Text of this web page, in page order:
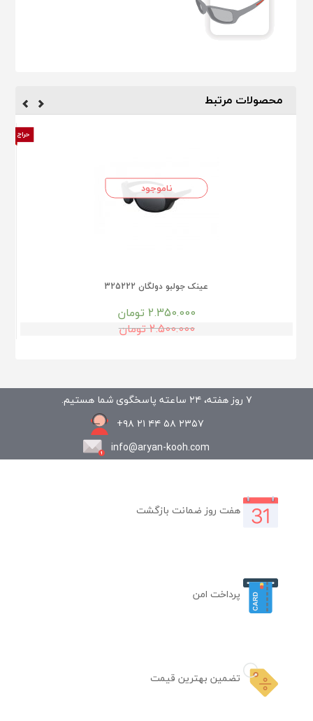
محصولات مرتبط
حراج
ناموجود
عینک جولبو دولگان 325222
2.500.000تومان
2.350.000تومان
۷ روز هفته، ۲۴ ساعته پاسخگوی شما هستیم.
۲۳۵۷ ۵۸ ۴۴ ۲۱ ۹۸+
info@aryan-kooh.com
هفت روز ضمانت بازگشت
پرداخت امن
تضمین بهترین قیمت